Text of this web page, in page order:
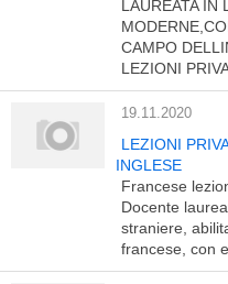
LAUREATA IN
CAMPO
LEZIONI
19.11.2020
LEZIONI
INGLESE
Francese
Docente
straniere,
francese, con